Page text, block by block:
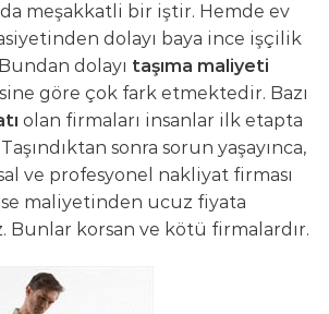
meşakkatli bir iştir. Hemde ev
dolayı baya ince işçilik
dolayı taşıma maliyeti
göre çok fark etmektedir. Bazı
olan firmaları insanlar ilk etapta
sonra sorun yaşayınca,
ve profesyonel nakliyat firması
maliyetinden ucuz fiyata
Bunlar korsan ve kötü firmalardır.